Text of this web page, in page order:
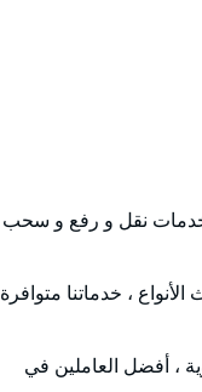
خدمات نقل و رفع و سحب
، خدماتنا متوافرة
، أفضل العاملين في